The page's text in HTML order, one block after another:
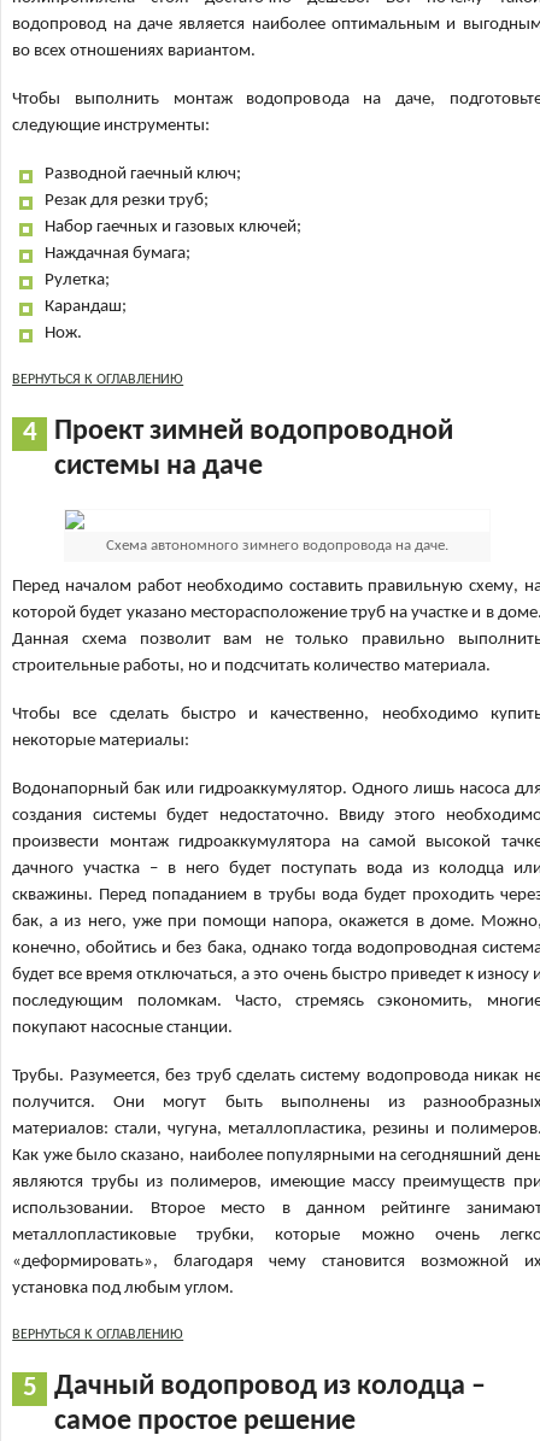
водопровод на даче является наиболее оптимальным и
во всех отношениях вариантом.
Чтобы выполнить монтаж водопровода на даче,
следующие инструменты:
Разводной гаечный ключ;
Резак для резки труб;
Набор гаечных и газовых ключей;
Наждачная бумага;
Рулетка;
Карандаш;
Нож.
ВЕРНУТЬСЯ К ОГЛАВЛЕНИЮ
Проект зимней водопроводной
системы на даче
Схема автономного зимнего водопровода на даче.
Перед началом работ необходимо составить правильную схему,
которой будет указано месторасположение труб на участке и в
Данная схема позволит вам не только правильно
строительные работы, но и подсчитать количество материала.
Чтобы все сделать быстро и качественно, необходимо
некоторые материалы:
Водонапорный бак или гидроаккумулятор. Одного лишь насоса
создания системы будет недостаточно. Ввиду этого
произвести монтаж гидроаккумулятора на самой высокой
дачного участка – в него будет поступать вода из колодца
скважины. Перед попаданием в трубы вода будет проходить
бак, а из него, уже при помощи напора, окажется в доме.
конечно, обойтись и без бака, однако тогда водопроводная
будет все время отключаться, а это очень быстро приведет к износу
последующим поломкам. Часто, стремясь сэкономить,
покупают насосные станции.
Трубы. Разумеется, без труб сделать систему водопровода никак
получится. Они могут быть выполнены из
материалов: стали, чугуна, металлопластика, резины и
Как уже было сказано, наиболее популярными на сегодняшний
являются трубы из полимеров, имеющие массу преимуществ
использовании. Второе место в данном рейтинге
металлопластиковые трубки, которые можно очень
«деформировать», благодаря чему становится возможной
установка под любым углом.
ВЕРНУТЬСЯ К ОГЛАВЛЕНИЮ
Дачный водопровод из колодца –
самое простое решение